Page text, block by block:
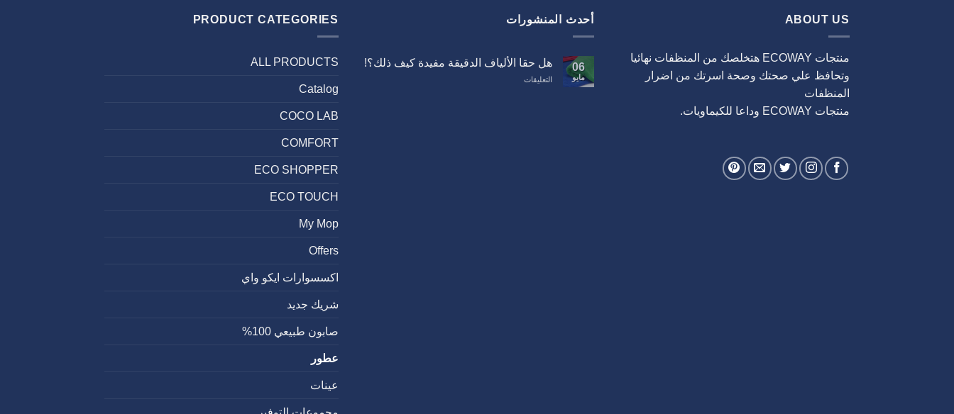
ABOUT US
منتجات ECOWAY هتخلصك من المنظفات نهائيا
وتحافظ علي صحتك وصحة اسرتك من اضرار
المنظفات
منتجات ECOWAY وداعا للكيماويات.
أحدث المنشورات
06
مايو
هل حقا الألياف الدقيقة مفيدة كيف ذلك؟!
التعليقاتعلى
PRODUCT CATEGORIES
ALL PRODUCTS
Catalog
COCO LAB
COMFORT
ECO SHOPPER
ECO TOUCH
My Mop
Offers
اكسسوارات ايكو واي
شريك جديد
صابون طبيعي 100%
عطور
عينات